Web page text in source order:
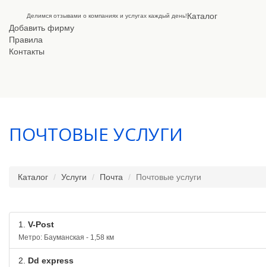
Делимся отзывами о компаниях и услугах каждый день!Каталог
Добавить фирму
Правила
Контакты
ПОЧТОВЫЕ УСЛУГИ
Каталог Услуги Почта Почтовые услуги
1. V-Post
Метро: Бауманская - 1,58 км
2. Dd express